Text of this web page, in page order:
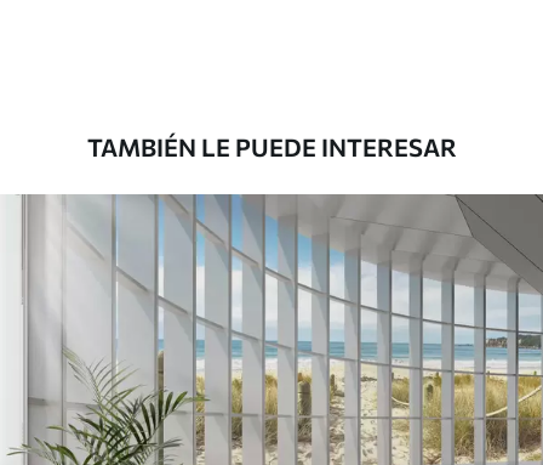
Peel and Stick
12.77$7.66/sq ft
TAMBIÉN LE PUEDE INTERESAR